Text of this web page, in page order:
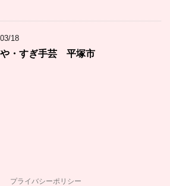
18
や・すぎ手芸 平塚市
プライバシーポリシー